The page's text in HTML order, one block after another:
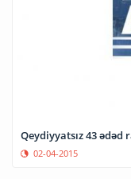
Qeydiyyatsız 43
02-04-2015